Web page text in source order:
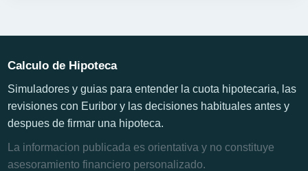
Calculo de Hipoteca
Simuladores y guias para entender la cuota hipotecaria, las
revisiones con Euribor y las decisiones habituales antes y
despues de firmar una hipoteca.
La informacion publicada es orientativa y no constituye
asesoramiento financiero personalizado.